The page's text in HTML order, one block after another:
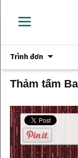
Trình đơn
phần
dung
Thảm tấm